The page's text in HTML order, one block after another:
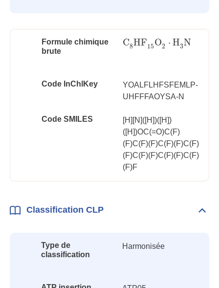
Formule chimique
brute
C8HF15O2 ⋅ H3N
C8HF15O2⋅ H 3N
Code InChlKey
YOALFLHFSFEMLP-
UHFFFAOYSA-N
Code SMILES
[H][N]([H])([H])
([H])OC(=O)C(F)
(F)C(F)(F)C(F)(F)C(F)
(F)C(F)(F)C(F)(F)C(F)
(F)F
Classification CLP
Type de
classification
Harmonisée